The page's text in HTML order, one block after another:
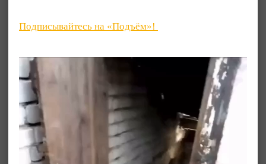
Подписывайтесь на «Подъём»!
Видеоплеер